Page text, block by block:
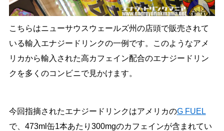
こちらはニューサウスウェールズ州の店頭で販売されて
いる輸入エナジードリンクの一例です。このようなアメ
リカから輸入された高カフェイン配合のエナジードリン
クを多くのコンビニで見かけます。
今回指摘されたエナジードリンクはアメリカのG FUEL
で、473ml缶1本あたり300mgのカフェインが含まれてい